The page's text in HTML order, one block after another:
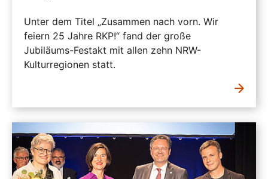
Unter dem Titel „Zusammen nach vorn. Wir
feiern 25 Jahre RKP!“ fand der große
Jubiläums-Festakt mit allen zehn NRW-
Kulturregionen statt.